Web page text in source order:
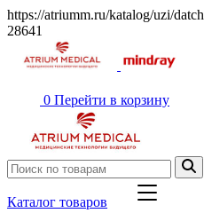
https://atriumm.ru/katalog/uzi/
28641
0 Перейти в корзину
Каталог товаров